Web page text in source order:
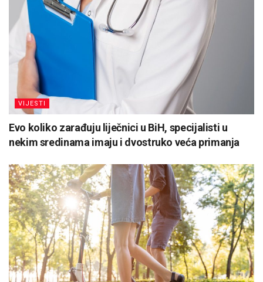
VIJESTI
Evo koliko zarađuju liječnici u BiH, specijalisti u
nekim sredinama imaju i dvostruko veća primanja